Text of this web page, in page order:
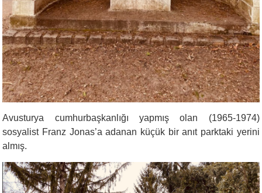
Avusturya cumhurbaşkanlığı yapmış olan (1965-1974)
sosyalist Franz Jonas’a adanan küçük bir anıt parktaki yerini
almış.